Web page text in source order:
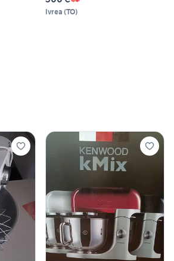
Ivrea (TO)